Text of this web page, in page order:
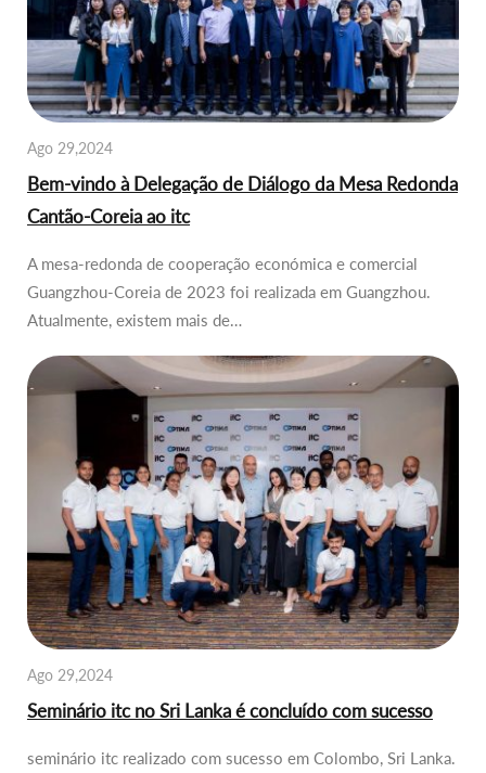
Ago 29,2024
Bem-vindo à Delegação de Diálogo da Mesa Redonda
Cantão-Coreia ao itc
A mesa-redonda de cooperação económica e comercial
Guangzhou-Coreia de 2023 foi realizada em Guangzhou.
Atualmente, existem mais de…
Ago 29,2024
Seminário itc no Sri Lanka é concluído com sucesso
seminário itc realizado com sucesso em Colombo, Sri Lanka.